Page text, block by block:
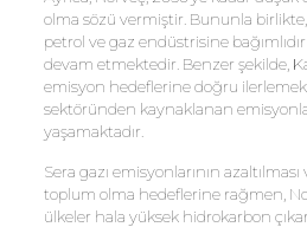
olma sözü vermiştir. Bununla
petrol ve gaz endüstrisine
devam etmektedir. Benzer şekilde,
emisyon hedeflerine doğru
sektöründen kaynaklanan
yaşamaktadır.
Sera gazı emisyonlarının
toplum olma hedeflerine rağmen,
ülkeler hala yüksek hidrokarbon